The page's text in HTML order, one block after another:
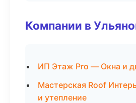
Компании в
ИП Этаж Pro — Окна и
Мастерская Roof
и утепление